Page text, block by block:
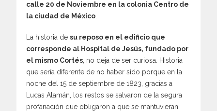
calle 20 de Noviembre en la colonia Centro de
la ciudad de México
La historia de su reposo en el edificio que
corresponde al Hospital de Jesús, fundado por
el mismo Cortés , no deja de ser curiosa. Historia
que sería diferente de no haber sido porque en la
noche del 15 de septiembre de 1823, gracias a
Lucas Alamán, los restos se salvaron de la segura
profanación que obligaron a que se mantuvieran